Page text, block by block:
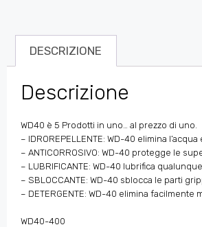
DESCRIZIONE
Descrizione
WD40 è 5 Prodotti in uno… al prezzo di uno.
– IDROREPELLENTE: WD-40 elimina
– ANTICORROSIVO: WD-40 protegge le
– LUBRIFICANTE: WD-40 lubrifica
– SBLOCCANTE: WD-40 sblocca le parti
– DETERGENTE: WD-40 elimina facilmente
WD40-400